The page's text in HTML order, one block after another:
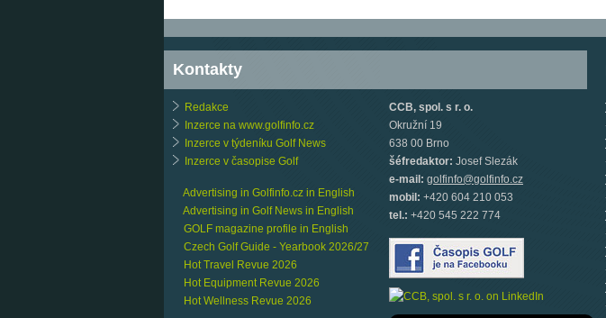
Kontakty
Redakce
Inzerce na www.golfinfo.cz
Inzerce v týdeníku Golf News
Inzerce v časopise Golf
Advertising in Golfinfo.cz in English
Advertising in Golf News in English
GOLF magazine profile in English
Czech Golf Guide - Yearbook 2026/27
Hot Travel Revue 2026
Hot Equipment Revue 2026
Hot Wellness Revue 2026
CCB, spol. s r. o.
Okružní 19
638 00 Brno
šéfredaktor: Josef Slezák
e-mail: golfinfo@golfinfo.cz
mobil: +420 604 210 053
tel.: +420 545 222 774